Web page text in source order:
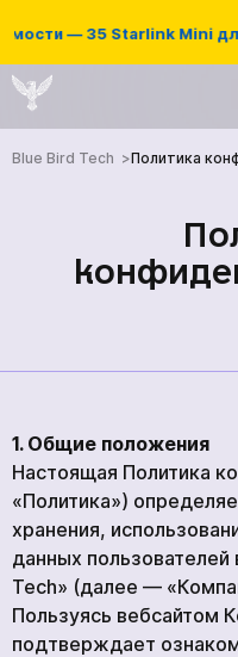
— 35 Starlink Mini для
Blue Bird Tech Политика
1. Общие положения
Настоящая Политика
«Политика»)
хранения,
данных
Tech» (далее —
Пользуясь вебсайтом
подтверждает